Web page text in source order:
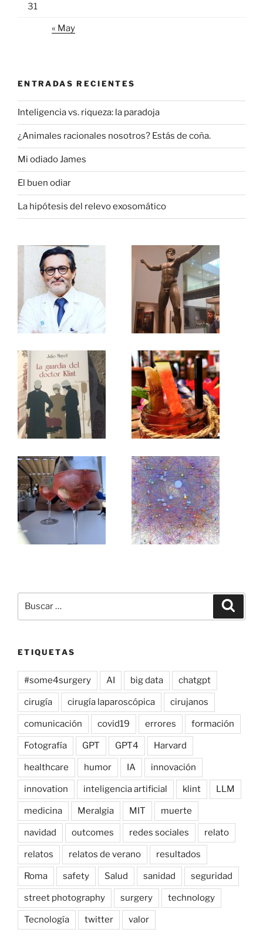
31
« May
ENTRADAS RECIENTES
Inteligencia vs. riqueza: la paradoja
¿Animales racionales nosotros? Estás de coña.
Mi odiado James
El buen odiar
La hipótesis del relevo exosomático
por:
ETIQUETAS
#some4surgery AI big data chatgpt
cirugía cirugía laparoscópica cirujanos
comunicación covid19 errores formación
Fotografía GPT GPT4 Harvard
healthcare humor IA innovación
innovation inteligencia artificial klint LLM
medicina Meralgia MIT muerte
navidad outcomes redes sociales relato
relatos relatos de verano resultados
Roma safety Salud sanidad seguridad
street photography surgery technology
Tecnología twitter valor